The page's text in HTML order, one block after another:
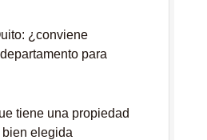
¿conviene
para
tiene una propiedad
elegida